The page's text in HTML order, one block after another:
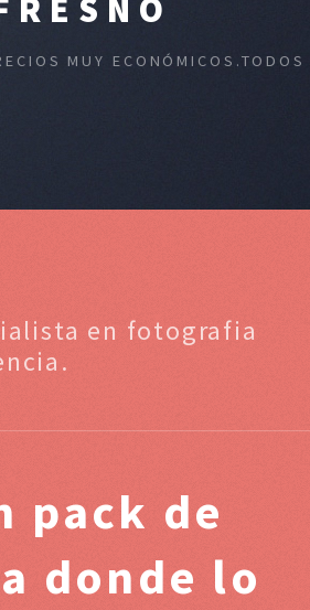
MUY ECONÓMICOS.TODOS
en fotografia
pack de
donde lo